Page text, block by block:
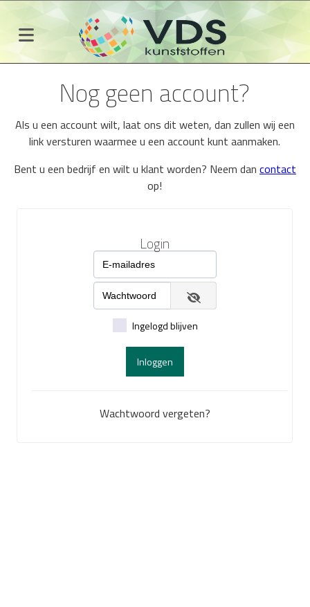
Nog geen account?
Als u een account wilt, laat ons dit weten, dan zullen wij een
link versturen waarmee u een account kunt aanmaken.
Bent u een bedrijf en wilt u klant worden? Neem dan contact
op!
Login
Ingelogd blijven
Inloggen
Wachtwoord vergeten?